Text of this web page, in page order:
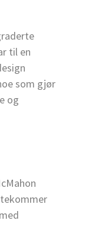
til en
som gjør
og